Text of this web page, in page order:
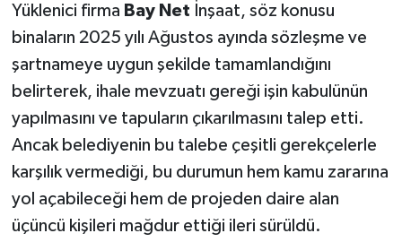
Yüklenici firma Bay Net İnşaat, söz konusu
binaların 2025 yılı Ağustos ayında sözleşme ve
şartnameye uygun şekilde tamamlandığını
belirterek, ihale mevzuatı gereği işin kabulünün
yapılmasını ve tapuların çıkarılmasını talep etti.
Ancak belediyenin bu talebe çeşitli gerekçelerle
karşılık vermediği, bu durumun hem kamu zararına
yol açabileceği hem de projeden daire alan
üçüncü kişileri mağdur ettiği ileri sürüldü.